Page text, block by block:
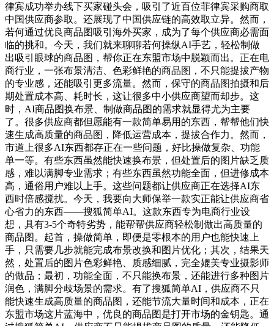
律宾成功举办线下买家碰头会，吸引了近百位菲律宾采购商取
中国供应商参取。还展现了中国供应链的高效取立异。然而，
若何通过优良商品图吸引海外买家，成为了每个供应商必需面
临的挑和。今天，我们就来聊聊若何操纵AI手艺，轻松制做
出吸引眼球的商品图，帮你正在东盟市场中脱颖而出。正在电
商行业，一张布景清洁、色彩鲜艳的商品图，不只能提拔产物
的专业感，还能吸引更多流量。然而，保守的商品图拍摄和后
期处置成本高、耗时长，这让很多中小供应商望而却步。这
时，AI商品图换布景、制做商品图的需求就显得尤为主要
了。很多供应商都但愿能有一款简单易用的东西，帮帮他们快
速生成高质量的商品图，降低运营成本，提拔合作力。然而，
市道上很多AI东西都存正在一些问题，好比操做复杂、功能
单一等。有些东西虽然能快速换布景，但处置后的图片缺乏质
感，难以满脚专业需求；有些东西虽然功能全面，但进修成本
高，通俗用户难以上手。这些问题都让供应商正在选择AI东
西时倍感搅扰。今天，我要向大师保举一款实正能让供应商省
心省力的东西——搜狐简单AI。这款东西专为电商行业设
想，具有3-5个奇特劣势，能帮帮供应商轻松制做出高质量的
商品图。起首，操做简单，即便是零根本的用户也能快速上
手，只需要几步就能完成布景改换和图片优化；其次，结果天
然，处置后的图片色彩鲜艳、质感细腻，完全媲美专业摄影师
的做品；最初，功能全面，不只能换布景，还能进行多种图片
润色，满脚分歧场景的需求。有了搜狐简单AI，供应商不只
能快速生成高质量的商品图，还能节流大量时间和成本，正在
东盟市场这片蓝海中，优良的商品图是打开市场的金钥匙。通